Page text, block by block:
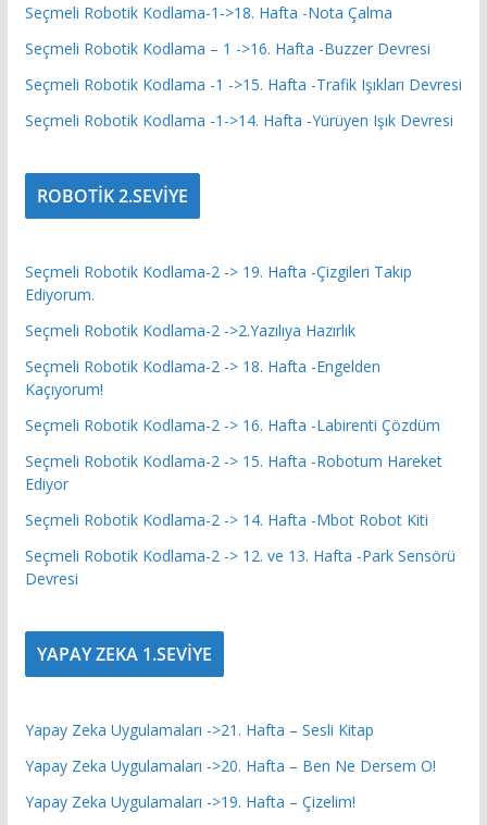
Seçmeli Robotik Kodlama-1->18. Hafta -Nota Çalma
Seçmeli Robotik Kodlama – 1 ->16. Hafta -Buzzer Devresi
Seçmeli Robotik Kodlama -1 ->15. Hafta -Trafik Işıkları Devresi
Seçmeli Robotik Kodlama -1->14. Hafta -Yürüyen Işık Devresi
ROBOTİK 2.SEVİYE
Seçmeli Robotik Kodlama-2 -> 19. Hafta -Çizgileri Takip
Ediyorum.
Seçmeli Robotik Kodlama-2 ->2.Yazılıya Hazırlık
Seçmeli Robotik Kodlama-2 -> 18. Hafta -Engelden
Kaçıyorum!
Seçmeli Robotik Kodlama-2 -> 16. Hafta -Labirenti Çözdüm
Seçmeli Robotik Kodlama-2 -> 15. Hafta -Robotum Hareket
Ediyor
Seçmeli Robotik Kodlama-2 -> 14. Hafta -Mbot Robot Kiti
Seçmeli Robotik Kodlama-2 -> 12. ve 13. Hafta -Park Sensörü
Devresi
YAPAY ZEKA 1.SEVİYE
Yapay Zeka Uygulamaları ->21. Hafta – Sesli Kitap
Yapay Zeka Uygulamaları ->20. Hafta – Ben Ne Dersem O!
Yapay Zeka Uygulamaları ->19. Hafta – Çizelim!